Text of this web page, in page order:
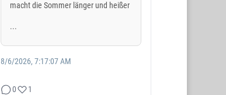
macht die Sommer länger und heißer
...
8/6/2026, 7:17:07 AM
0 1